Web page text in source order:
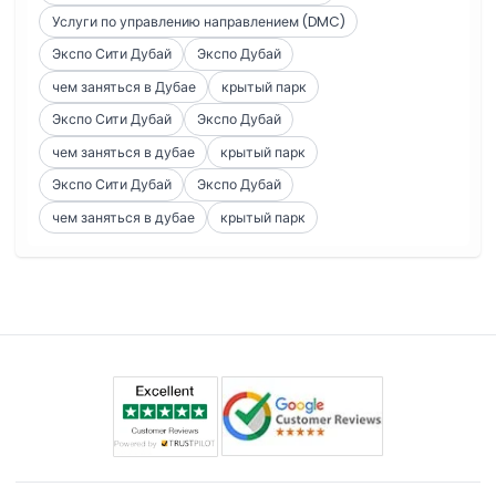
Услуги по управлению направлением (DMC)
Экспо Сити Дубай
Экспо Дубай
чем заняться в Дубае
крытый парк
Экспо Сити Дубай
Экспо Дубай
чем заняться в дубае
крытый парк
Экспо Сити Дубай
Экспо Дубай
чем заняться в дубае
крытый парк